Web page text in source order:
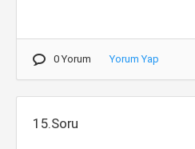
0 Yorum Yorum Yap
15.Soru